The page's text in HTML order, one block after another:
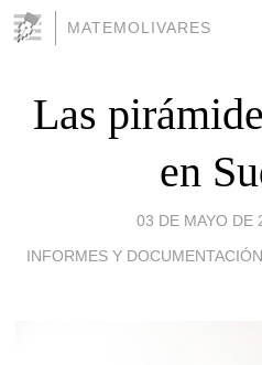
MATEMOLIVARES
Las
en
03 DE MAYO DE
INFORMES Y